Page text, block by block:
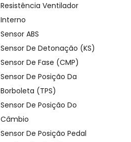
Resistência Ventilador
Interno
Sensor ABS
Sensor De Detonação (KS)
Sensor De Fase (CMP)
Sensor De Posição Da
Borboleta (TPS)
Sensor De Posição Do
Câmbio
Sensor De Posição Pedal